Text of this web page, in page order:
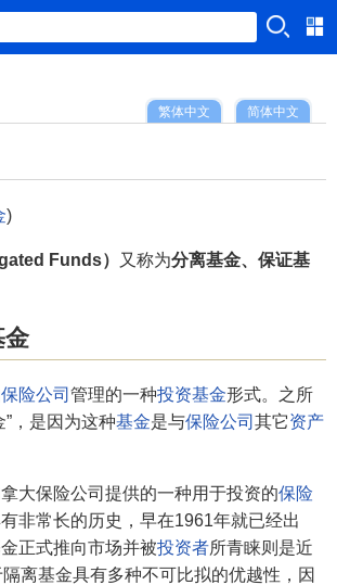
简体中文
繁体中文
)
Funds） 又称为分离基金、保证基
金
保险公司 管理的一种投资基金形式。之所
”，是因为这种基金是与保险公司 其它资产
保险公司提供的一种用于投资的保险
非常长的历史，早在1961年就已经出
正式推向市场并被投资者所青睐则是近
离基金具有多种不可比拟的优越性，因